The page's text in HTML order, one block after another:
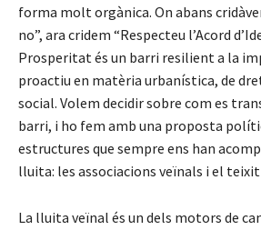
forma molt orgànica. On abans
no”, ara cridem “Respecteu l’Acord
Prosperitat és un barri resilient a la
proactiu en matèria urbanística, de
social. Volem decidir sobre com es
barri, i ho fem amb una proposta
estructures que sempre ens han
lluita: les associacions veïnals i el
La lluita veïnal és un dels motors de